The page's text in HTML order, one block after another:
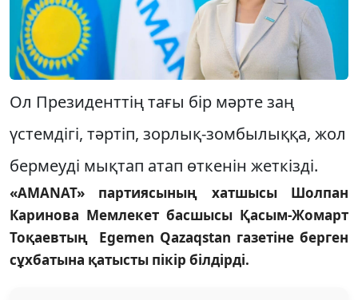
Ол Президенттің тағы бір мәрте заң
үстемдігі, тәртіп, зорлық-зомбылыққа, жол
бермеуді мықтап атап өткенін жеткізді.
«AMANAT» партиясының хатшысы Шолпан
Каринова Мемлекет басшысы Қасым-Жомарт
Тоқаевтың Egemen Qazaqstan газетіне берген
сұхбатына қатысты пікір білдірді.